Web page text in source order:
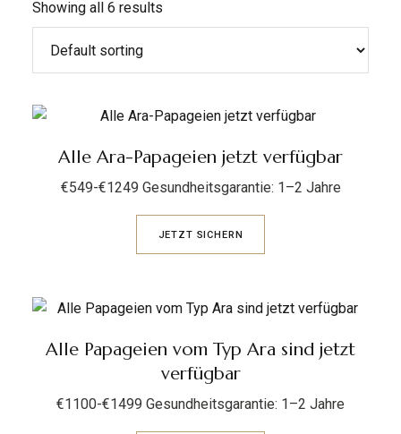
Showing all 6 results
Alle Ara-Papageien jetzt verfügbar
€549-€1249 Gesundheitsgarantie: 1–2 Jahre
JETZT SICHERN
Alle Papageien vom Typ Ara sind jetzt
verfügbar
€1100-€1499 Gesundheitsgarantie: 1–2 Jahre